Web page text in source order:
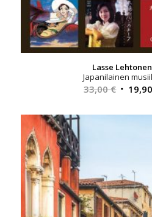
Lasse Lehtonen
Japanilainen
33,00€
oli:
19,90